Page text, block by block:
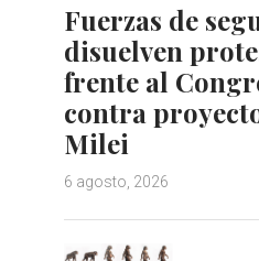
Fuerzas de
disuelven
frente al
contra
Milei
6 agosto, 2026